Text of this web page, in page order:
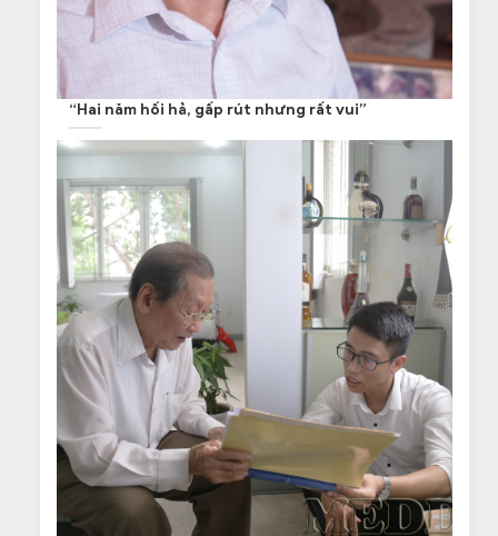
“Hai năm hối hả, gấp rút nhưng rất vui”